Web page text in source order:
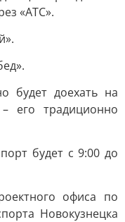
«АТС».
будет доехать на
его традиционно
будет с 9:00 до
офиса по
Новокузнецка